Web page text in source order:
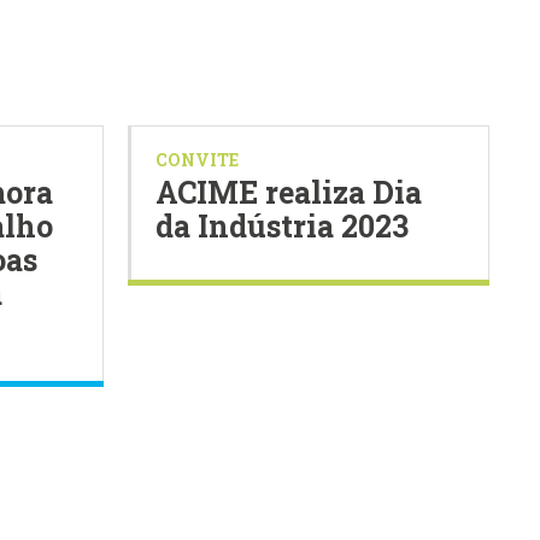
CONVITE
ACIME realiza Dia
da Indústria 2023